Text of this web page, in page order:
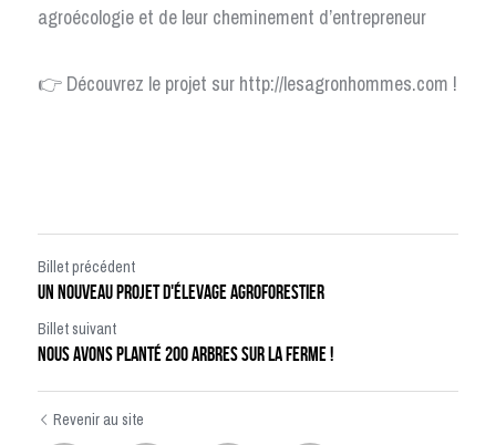
agroécologie et de leur cheminement d’entrepreneur
👉 Découvrez le projet sur http://lesagronhommes.com !
Billet précédent
Un nouveau projet d'élevage agroforestier
Billet suivant
Nous avons planté 200 arbres sur la ferme !
Revenir au site